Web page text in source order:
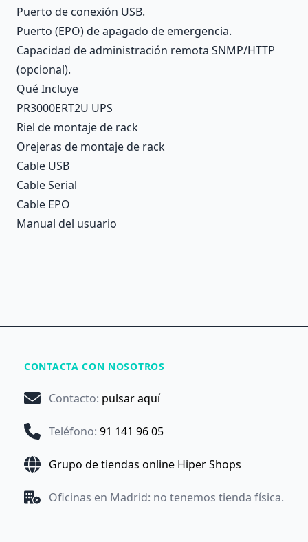
Puerto de conexión USB.
Puerto (EPO) de apagado de emergencia.
Capacidad de administración remota SNMP/HTTP
(opcional).
Qué Incluye
PR3000ERT2U UPS
Riel de montaje de rack
Orejeras de montaje de rack
Cable USB
Cable Serial
Cable EPO
Manual del usuario
CONTACTA CON NOSOTROS
Contacto: pulsar aquí
Teléfono: 91 141 96 05
Grupo de tiendas online Hiper Shops
Oficinas en Madrid: no tenemos tienda física.